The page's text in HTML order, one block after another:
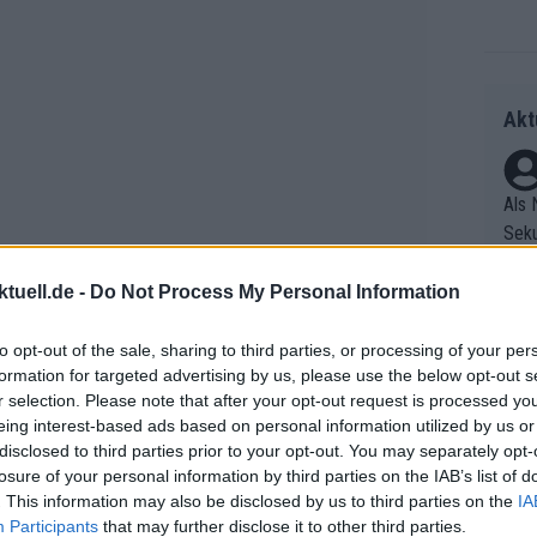
- Do Not Process My Personal Information
opt-out of the sale, sharing to third parties, or processing of your
for targeted advertising by us, please use the below opt-out
selection. Please note that after your opt-out request is processed
interest-based ads based on personal information utilized by us
to third parties prior to your opt-out. You may separately
of your personal information by third parties on the IAB’s list of
This information may also be disclosed by us to third parties on the
Participants that may further disclose it to other third parties.
die Zeiten fürs
Ziel zu stoppen. Nach weiteren
bereits beim Überqueren der
– bei noch 16,3 Kilometern
Als
er
rifft
Die
as
ür
ss
as
et.